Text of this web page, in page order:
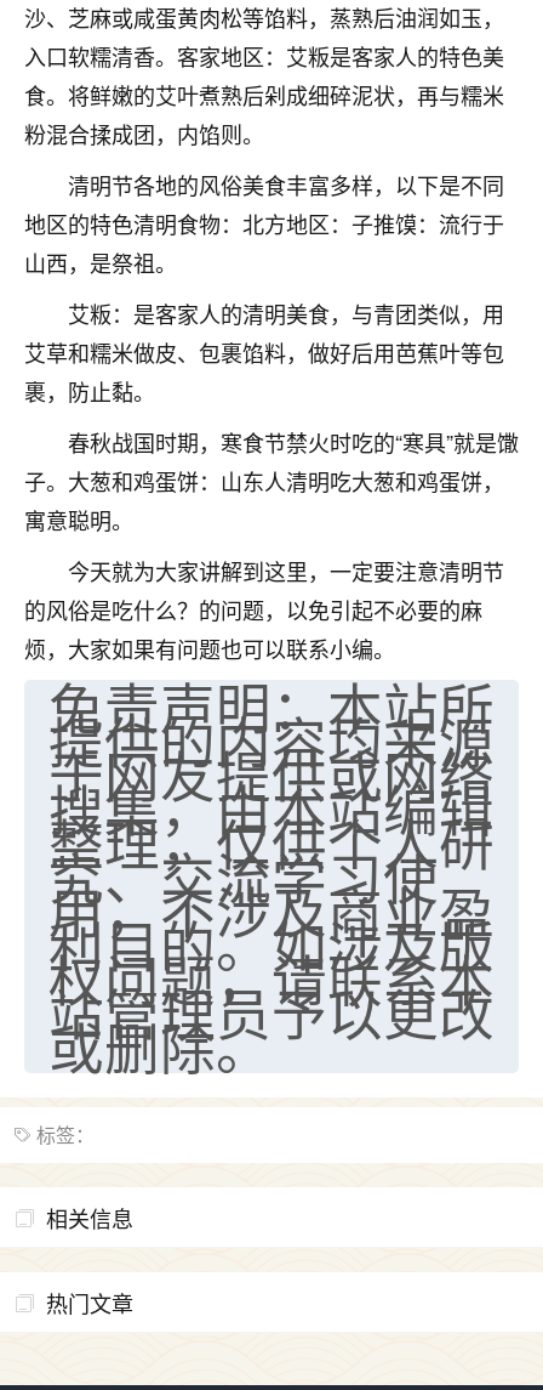
沙、芝麻或咸蛋黄肉松等馅料，蒸熟后油润如玉，
入口软糯清香。客家地区：艾粄是客家人的特色美
食。将鲜嫩的艾叶煮熟后剁成细碎泥状，再与糯米
粉混合揉成团，内馅则。
清明节各地的风俗美食丰富多样，以下是不同
地区的特色清明食物：北方地区：子推馍：流行于
山西，是祭祖。
艾粄：是客家人的清明美食，与青团类似，用
艾草和糯米做皮、包裹馅料，做好后用芭蕉叶等包
裹，防止黏。
春秋战国时期，寒食节禁火时吃的“寒具”就是馓
子。大葱和鸡蛋饼：山东人清明吃大葱和鸡蛋饼，
寓意聪明。
今天就为大家讲解到这里，一定要注意清明节
的风俗是吃什么？的问题，以免引起不必要的麻
烦，大家如果有问题也可以联系小编。
免责声明：本站所
提供的内容均来源
于网友提供或网络
搜集，由本站编辑
整理，仅供个人研
究、交流学习使
用，不涉及商业盈
利目的。如涉及版
权问题，请联系本
站管理员予以更改
或删除。
标签：
相关信息
热门文章
心心相印
我身体不太好，总是病病殃殃的，去检查又没什么大
问题，反正就是不舒服。中医西医看遍了，找不到问
题，后来无意中看到有人推荐慧来老师，跟老师聊过
果问题。今年以来，身体比以前好多，主要是心情好
了，老师说境随心转，现在深有体会了。
鹿森：是的，其实跟老师聊过之后，最大的感
触，首先就是心态会变好，万般皆是命，半点
不由人！
1天前 来自四川
金白水清
我也想找老师看看，有没有人给个联系方式的啊？
鹿森
1天前 来自江西 12
青春168
我也想要，我也想要！
2天前 来自山西 15
Jessica李
老师做不做超度法事？我想给我奶奶做超度，她今年
刚去世了。
七零老顽童：我母亲前年离世，刚开始我经常
做梦梦见她，后来也是朋友介绍，找到慧来老
师，安排了超度法事，做梦再也没有梦到过
了，一开始是半信半疑的，图个心安，给亡母
超度，现在看来，人不信也不行。
2天前 来自云南 11
优秀的张同学
老师收徒吗？？我对这些很感兴趣
2天前 来自山西 15